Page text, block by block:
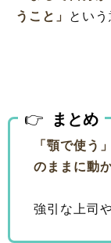
うこと」
という
まとめ
「顎で使う」
のままに動
強引な上司